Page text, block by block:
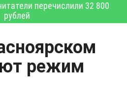
перечислили 32 800
рублей
режим